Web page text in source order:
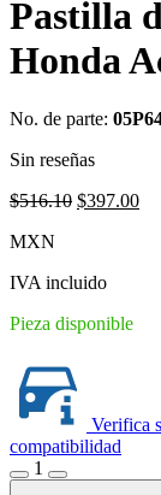
Pastilla
Honda
No. de parte:
Sin reseñas
$516.10 Original
$397.00
MXN
IVA incluido
Pieza disponible
Verifica
compatibilidad
1